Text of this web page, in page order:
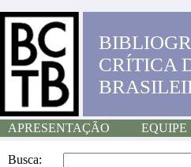
CRÍTICA
APRESENTAÇÃO EQUIPE
Busca: